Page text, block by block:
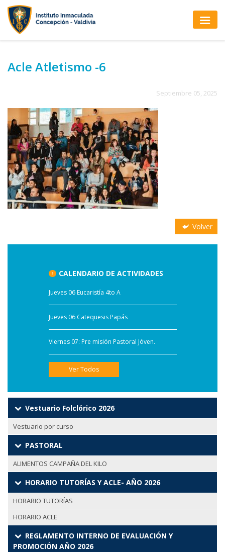
Acle Atletismo -6
Septiembre 05, 2025
Volver
CALENDARIO DE ACTIVIDADES
Jueves 06 Eucaristía 4to A
Jueves 06 Catequesis Papás
Viernes 07: Pre misión Pastoral Jóven.
Ver Todos
Vestuario Folclórico 2026
Vestuario por curso
PASTORAL
ALIMENTOS CAMPAÑA DEL KILO
HORARIO TUTORÍAS Y ACLE- AÑO 2026
HORARIO TUTORÍAS
HORARIO ACLE
REGLAMENTO INTERNO DE EVALUACIÓN Y
PROMOCIÓN AÑO 2026